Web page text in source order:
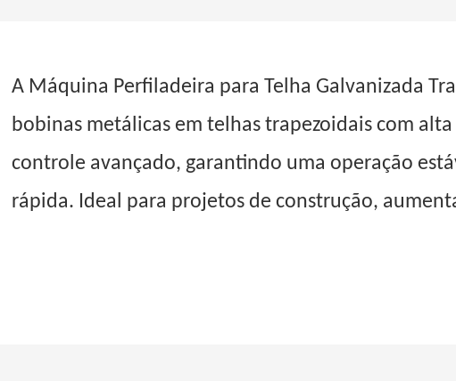
A Máquina Perfiladeira para Telha Galvanizada
bobinas metálicas em telhas trapezoidais com
controle avançado, garantindo uma operação
rápida. Ideal para projetos de construção,